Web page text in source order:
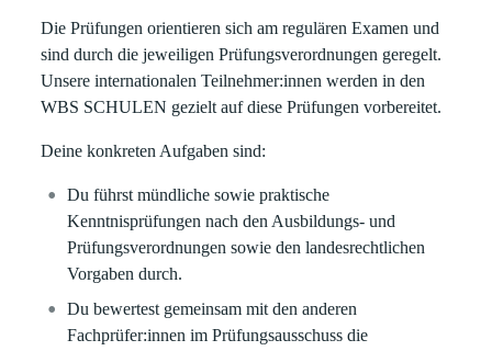
Die Prüfungen orientieren sich am regulären Examen und
sind durch die jeweiligen Prüfungsverordnungen geregelt.
Unsere internationalen Teilnehmer:innen werden in den
WBS SCHULEN gezielt auf diese Prüfungen vorbereitet.
Deine konkreten Aufgaben sind:
Du führst mündliche sowie praktische
Kenntnisprüfungen nach den Ausbildungs- und
Prüfungsverordnungen sowie den landesrechtlichen
Vorgaben durch.
Du bewertest gemeinsam mit den anderen
Fachprüfer:innen im Prüfungsausschuss die